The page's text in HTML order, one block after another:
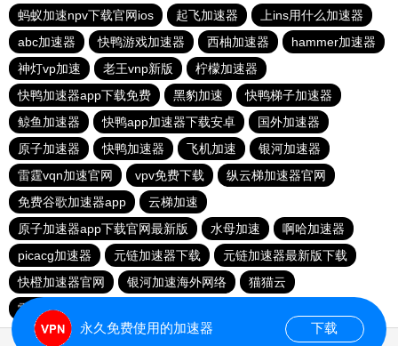
蚂蚁加速npv下载官网ios
起飞加速器
上ins用什么加速器
abc加速器
快鸭游戏加速器 西柚加速器
hammer加速器
神灯vp加速
老王vnp新版
柠檬加速器
快鸭加速器app下载免费
黑豹加速
快鸭梯子加速器
鲸鱼加速器
快鸭app加速器下载安卓
国外加速器
原子加速器
快鸭加速器 飞机加速
银河加速器
雷霆vqn加速官网
vpv免费下载
纵云梯加速器官网
免费谷歌加速器app
云梯加速
原子加速器app下载官网最新版
水母加速
啊哈加速器
picacg加速器
元链加速器下载
元链加速器最新版下载
快橙加速器官网
银河加速海外网络
猫猫云
雷霆vp加速器官网
永久免费使用的加速器 下载